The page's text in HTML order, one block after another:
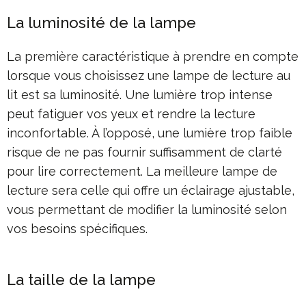
La luminosité de la lampe
La première caractéristique à prendre en compte
lorsque vous choisissez une lampe de lecture au
lit est sa luminosité. Une lumière trop intense
peut fatiguer vos yeux et rendre la lecture
inconfortable. À l’opposé, une lumière trop faible
risque de ne pas fournir suffisamment de clarté
pour lire correctement. La meilleure lampe de
lecture sera celle qui offre un éclairage ajustable,
vous permettant de modifier la luminosité selon
vos besoins spécifiques.
La taille de la lampe